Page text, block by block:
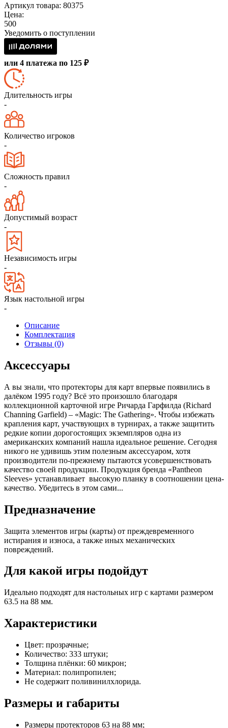
Артикул товара: 80375
Цена:
500
Уведомить о поступлении
или 4 платежа по 125 ₽
Длительность игры
-
Количество игроков
-
Сложность правил
-
Допустимый возраст
-
Независимость игры
-
Язык настольной игры
-
Описание
Комплектация
Отзывы (0)
Аксессуары
А вы знали, что протекторы для карт впервые появились в
далёком 1995 году? Всё это произошло благодаря
коллекционной карточной игре Ричарда Гарфилда (Richard
Channing Garfield) – «Magic: The Gathering». Чтобы избежать
крапления карт, участвующих в турнирах, а также защитить
редкие копии дорогостоящих экземпляров одна из
американских компаний нашла идеальное решение. Сегодня
никого не удивишь этим полезным аксессуаром, хотя
производители по-прежнему пытаются усовершенствовать
качество своей продукции. Продукция бренда «Pantheon
Sleeves» устанавливает высокую планку в соотношении цена-
качество. Убедитесь в этом сами...
Предназначение
Защита элементов игры (карты) от преждевременного
истирания и износа, а также иных механических
повреждений.
Для какой игры подойдут
Идеально подходят для настольных игр с картами размером
63.5 на 88 мм.
Характеристики
Цвет: прозрачные;
Количество: 333 штуки;
Толщина плёнки: 60 микрон;
Материал: полипропилен;
Не содержит поливинилхлорида.
Размеры и габариты
Размеры протекторов 63 на 88 мм;